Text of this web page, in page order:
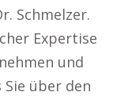
Schmelzer.
Expertise
und
über den